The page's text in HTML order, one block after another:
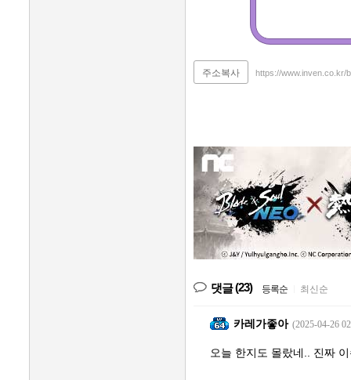
주소복사 https://www.inven.co.kr/
댓글(23) 등록순 최신순
카레가좋아 (2025-04-26
오늘 한지도 몰랐네.. 진짜